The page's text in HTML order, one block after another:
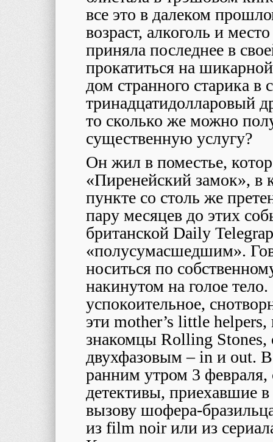
все это в далеком
возраст, алкоголь и
приняла последнее в
прокатиться на
дом странного старика в
тринадцатидолларовый
то сколько же можно
существенную услугу?
Он жил в поместье,
«Пиренейский замок», в
пункте со столь же
пару месяцев до этих
британской Daily
«полусумасшедшим».
носиться по
накинутом на голое
успокоительное,
эти mother’s little helpers,
знакомцы Rolling Stones,
двухфазовым – in и out.
ранним утром 3
детективы, приехавшие
вызову шофера-
из film noir или из